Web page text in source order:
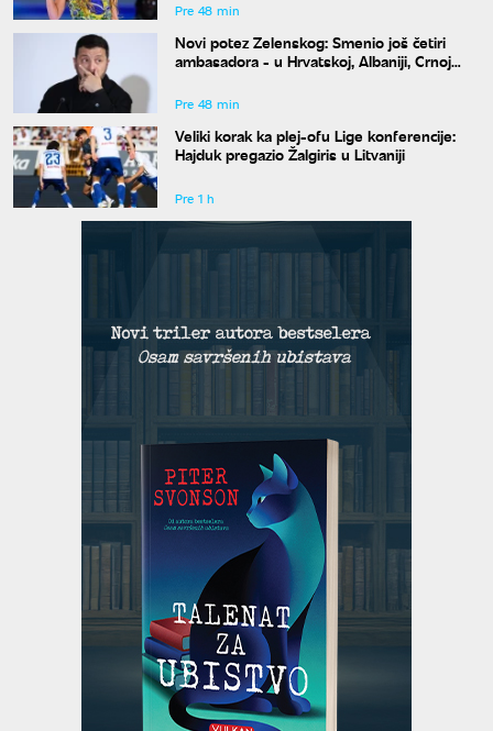
Pre 48 min
Novi potez Zelenskog: Smenio još četiri
ambasadora - u Hrvatskoj, Albaniji, Crnoj
Pre 48 min
Veliki korak ka plej-ofu Lige konferencije:
Hajduk pregazio Žalgiris u Litvaniji
Pre 1 h